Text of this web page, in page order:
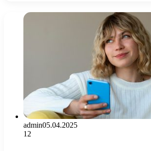
admin05.04.2025
12